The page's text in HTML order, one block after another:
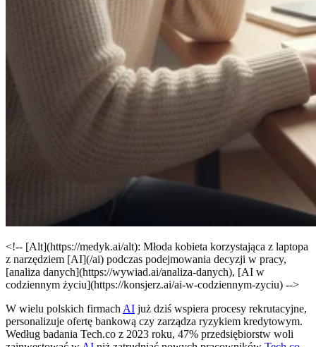
<!-- [Alt](https://medyk.ai/alt): Młoda kobieta korzystająca z laptopa
z narzędziem [AI](/ai) podczas podejmowania decyzji w pracy,
[analiza danych](https://wywiad.ai/analiza-danych), [AI w
codziennym życiu](https://konsjerz.ai/ai-w-codziennym-zyciu) -->
W wielu polskich firmach AI już dziś wspiera procesy rekrutacyjne,
personalizuje ofertę bankową czy zarządza ryzykiem kredytowym.
Według badania Tech.co z 2023 roku, 47% przedsiębiorstw woli